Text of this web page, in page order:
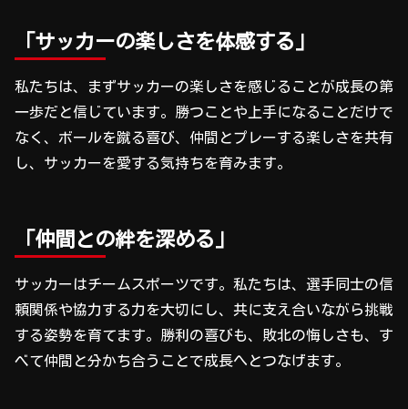
「サッカーの楽しさを体感する」
私たちは、まずサッカーの楽しさを感じることが成長の第
一歩だと信じています。勝つことや上手になることだけで
なく、ボールを蹴る喜び、仲間とプレーする楽しさを共有
し、サッカーを愛する気持ちを育みます。
「仲間との絆を深める」
サッカーはチームスポーツです。私たちは、選手同士の信
頼関係や協力する力を大切にし、共に支え合いながら挑戦
する姿勢を育てます。勝利の喜びも、敗北の悔しさも、す
べて仲間と分かち合うことで成長へとつなげます。